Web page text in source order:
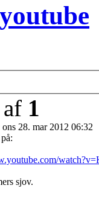
af 1
ons 28. mar 2012 06:32
sjov.